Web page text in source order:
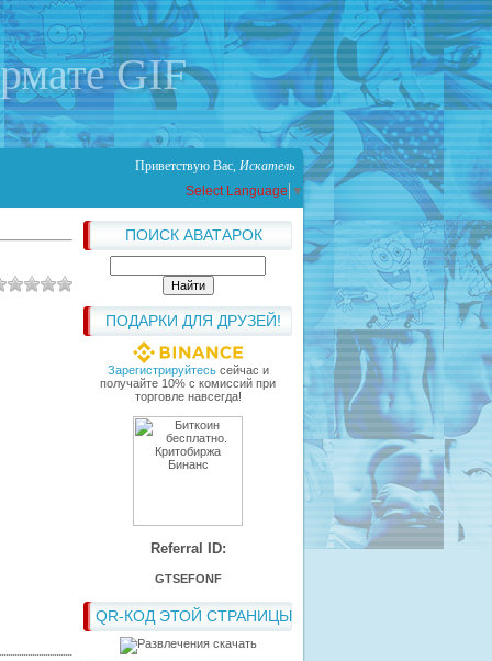
GIF
Приветствую Вас, Искатель
Select Language ▼
ПОИСК АВАТАРОК
ПОДАРКИ ДЛЯ ДРУЗЕЙ!
Зарегистрируйтесьсейчас и
получайте 10% с комиссий при
торговле навсегда!
Referral ID:
GTSEFONF
QR-КОД ЭТОЙ СТРАНИЦЫ